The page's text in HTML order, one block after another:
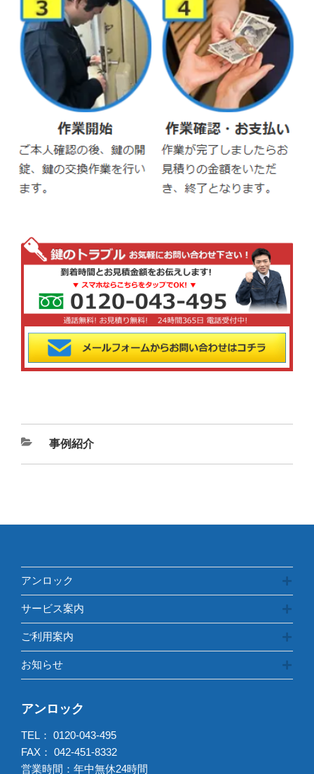
カ
テ
事例紹介
アンロック
サービス案内
ご利用案内
お知らせ
アンロック
TEL： 0120-043-495
FAX： 042-451-8332
営業時間：年中無休24時間